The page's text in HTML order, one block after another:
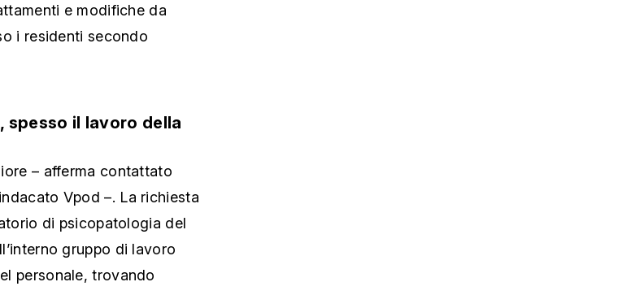
e modifiche da
i residenti secondo
spesso il lavoro della
– afferma contattato
Vpod –. La richiesta
di psicopatologia del
gruppo di lavoro
personale, trovando